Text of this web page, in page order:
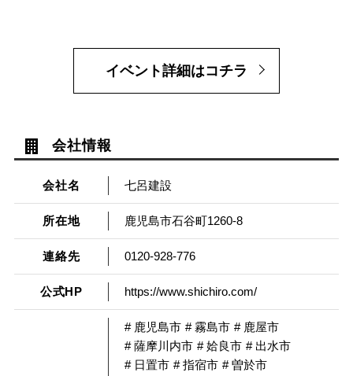
イベント詳細はコチラ
会社情報
会社名 七呂建設
所在地 鹿児島市石谷町1260-8
連絡先 0120-928-776
公式HP https://www.shichiro.com/
# 鹿児島市 # 霧島市 # 鹿屋市
# 薩摩川内市 # 姶良市 # 出水市
# 日置市 # 指宿市 # 曽於市